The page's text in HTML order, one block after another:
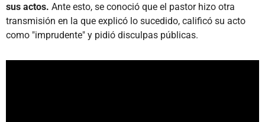
sus actos. Ante esto, se conoció que el pastor hizo otra
transmisión en la que explicó lo sucedido, calificó su acto
como "imprudente" y pidió disculpas públicas.